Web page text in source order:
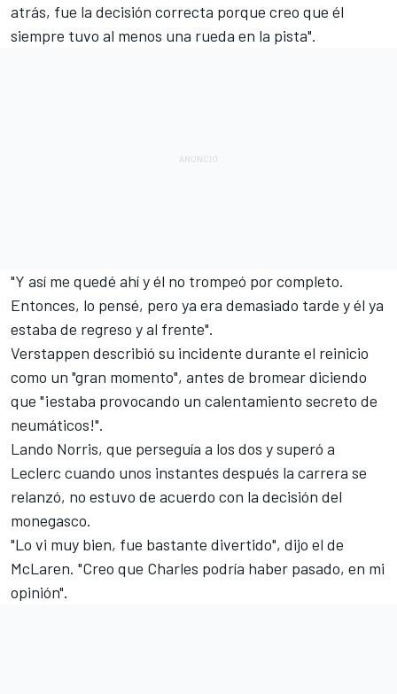
atrás, fue la decisión correcta porque creo que él
siempre tuvo al menos una rueda en la pista".
"Y así me quedé ahí y él no trompeó por completo.
Entonces, lo pensé, pero ya era demasiado tarde y él ya
estaba de regreso y al frente".
Verstappen describió su incidente durante el reinicio
como un "gran momento", antes de bromear diciendo
que "¡estaba provocando un calentamiento secreto de
neumáticos!".
Lando Norris, que perseguía a los dos y superó a
Leclerc cuando unos instantes después la carrera se
relanzó, no estuvo de acuerdo con la decisión del
monegasco.
"Lo vi muy bien, fue bastante divertido", dijo el de
McLaren. "Creo que Charles podría haber pasado, en mi
opinión".